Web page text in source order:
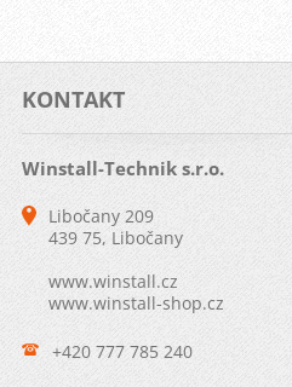
KONTAKT
Winstall-Technik s.r.o.
Libočany 209
439 75, Libočany
www.winstall.cz
www.winstall-shop.cz
+420 777 785 240